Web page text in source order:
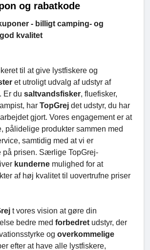
og rabatkode
- billigt camping- og
kvalitet
til at give lystfiskere og
et utroligt udvalg af udstyr af
Er du saltvandsfisker, fluefisker,
har TopGrej det udstyr, du har
gjort. Vores engagement er at
pålidelige produkter sammen med
samtidig med at vi er
prisen. Særlige TopGrej-
kunderne mulighed for at
af høj kvalitet til uovertrufne priser
t vores vision at gøre din
bedre med forbedret udstyr, der
og overkommelige
efter at have alle lystfiskere,